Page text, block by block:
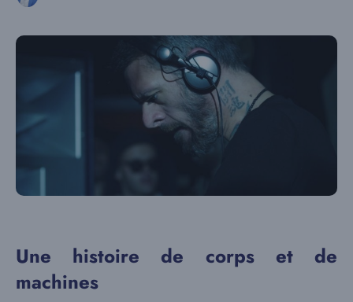
Une histoire de corps et de
machines